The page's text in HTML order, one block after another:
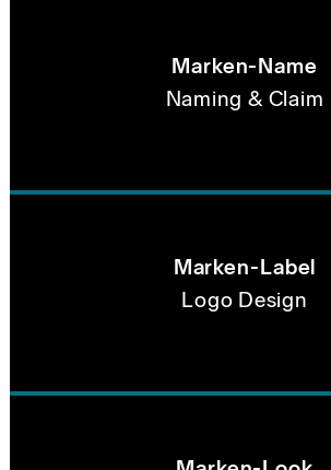
Marken-Name
Naming & Claim
Marken-Label
Logo Design